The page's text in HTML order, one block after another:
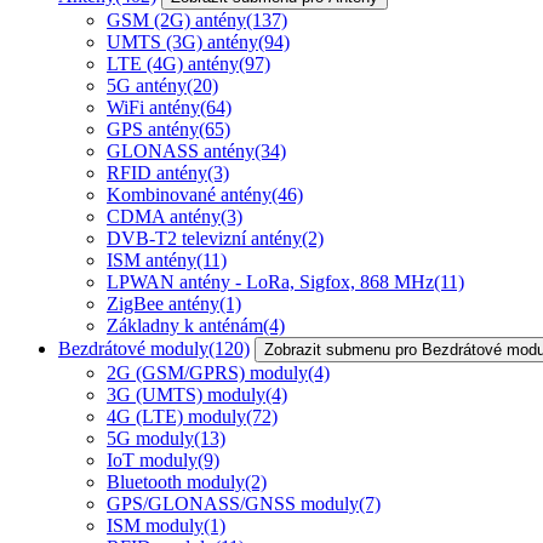
GSM (2G) antény(137)
UMTS (3G) antény(94)
LTE (4G) antény(97)
5G antény(20)
WiFi antény(64)
GPS antény(65)
GLONASS antény(34)
RFID antény(3)
Kombinované antény(46)
CDMA antény(3)
DVB-T2 televizní antény(2)
ISM antény(11)
LPWAN antény - LoRa, Sigfox, 868 MHz(11)
ZigBee antény(1)
Základny k anténám(4)
Bezdrátové moduly(120) Zobrazit submenu pro Bezdrátové
2G (GSM/GPRS) moduly(4)
3G (UMTS) moduly(4)
4G (LTE) moduly(72)
5G moduly(13)
IoT moduly(9)
Bluetooth moduly(2)
GPS/GLONASS/GNSS moduly(7)
ISM moduly(1)